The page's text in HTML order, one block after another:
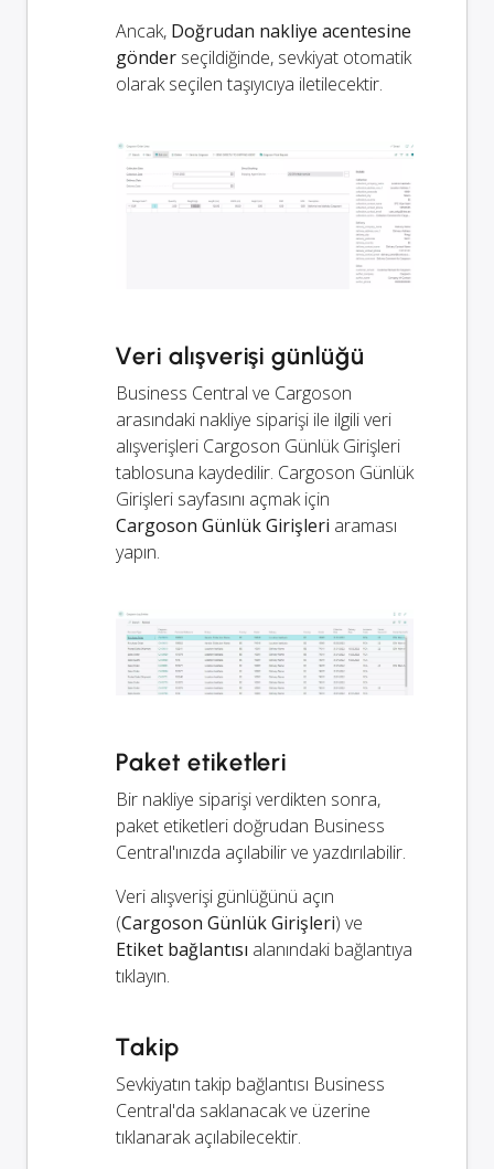
Ancak, Doğrudan nakliye acentesine
gönder seçildiğinde, sevkiyat otomatik
olarak seçilen taşıyıcıya iletilecektir.
Veri alışverişi günlüğü
Business Central ve Cargoson
arasındaki nakliye siparişi ile ilgili veri
alışverişleri Cargoson Günlük Girişleri
tablosuna kaydedilir. Cargoson Günlük
Girişleri sayfasını açmak için
Cargoson Günlük Girişleri araması
yapın.
Paket etiketleri
Bir nakliye siparişi verdikten sonra,
paket etiketleri doğrudan Business
Central'ınızda açılabilir ve yazdırılabilir.
Veri alışverişi günlüğünü açın
(Cargoson Günlük Girişleri) ve
Etiket bağlantısı alanındaki bağlantıya
tıklayın.
Takip
Sevkiyatın takip bağlantısı Business
Central'da saklanacak ve üzerine
tıklanarak açılabilecektir.